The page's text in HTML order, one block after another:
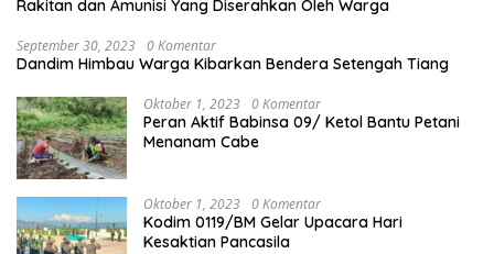
Rakitan dan Amunisi Yang Diserahkan Oleh Warga
September 30, 2023 0 Komentar
Dandim Himbau Warga Kibarkan Bendera Setengah Tiang
Oktober 1, 2023 0 Komentar
Peran Aktif Babinsa 09/ Ketol Bantu Petani
Menanam Cabe
Oktober 1, 2023 0 Komentar
Kodim 0119/BM Gelar Upacara Hari
Kesaktian Pancasila